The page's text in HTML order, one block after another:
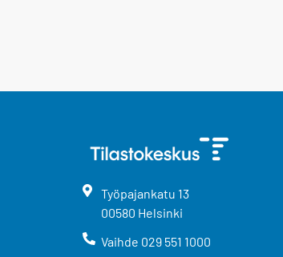
Työpajankatu 13
00580 Helsinki
Vaihde 029 551 1000